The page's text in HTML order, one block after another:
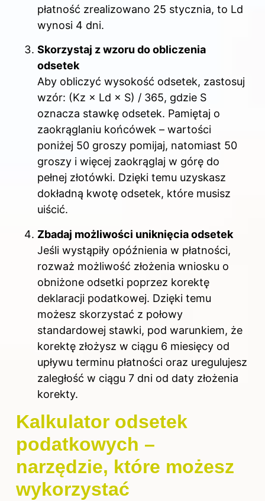
płatność zrealizowano 25 stycznia, to Ld
wynosi 4 dni.
Skorzystaj z wzoru do obliczenia
odsetek
Aby obliczyć wysokość odsetek, zastosuj
wzór: (Kz × Ld × S) / 365, gdzie S
oznacza stawkę odsetek. Pamiętaj o
zaokrąglaniu końcówek – wartości
poniżej 50 groszy pomijaj, natomiast 50
groszy i więcej zaokrąglaj w górę do
pełnej złotówki. Dzięki temu uzyskasz
dokładną kwotę odsetek, które musisz
uiścić.
Zbadaj możliwości uniknięcia odsetek
Jeśli wystąpiły opóźnienia w płatności,
rozważ możliwość złożenia wniosku o
obniżone odsetki poprzez korektę
deklaracji podatkowej. Dzięki temu
możesz skorzystać z połowy
standardowej stawki, pod warunkiem, że
korektę złożysz w ciągu 6 miesięcy od
upływu terminu płatności oraz uregulujesz
zaległość w ciągu 7 dni od daty złożenia
korekty.
Kalkulator odsetek
podatkowych –
narzędzie, które możesz
wykorzystać